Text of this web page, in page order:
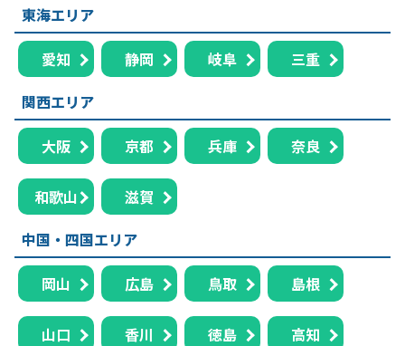
東海エリア
愛知 静岡 岐阜
三重
関西エリア
大阪 京都 兵庫 奈良
和歌山
滋賀
中国・四国エリア
岡山 広島 鳥取 島根
山口 香川 徳島 高知